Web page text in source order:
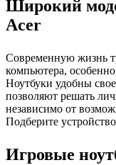
Широкий
Acer
Современную жизнь
компьютера,
Ноутбуки удобны
позволяют решать
независимо от
Подберите
Игровые